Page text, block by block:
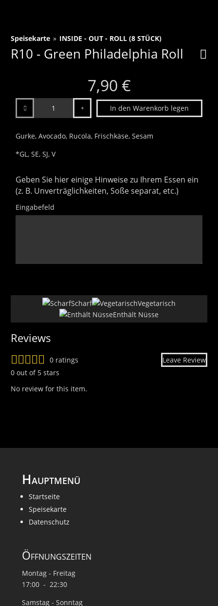
Speisekarte » INSIDE - OUT - ROLL (8 STÜCK)
R10 - Green Philadelphia Roll
7,90 €
In den Warenkorb legen
Gurke, Avocado, Rucola, Frischkäse, Sesam
*GL, SE, SJ, V
Geben Sie hier einige Hinweise zu Ihrem Essen ein
(z. B. Unverträglichkeiten, Soße separat, etc.)
Eingabefeld
Scharf
Vegetarisch
Enthält Nüsse
Reviews
0 ratings
Leave Review
0 out of 5 stars
No review for this item.
Hauptmenü
Startseite
Speisekarte
Datenschutz
Öffnungszeiten
Montag - Freitag
17:00 - 22:30
Samstag - Sonntag